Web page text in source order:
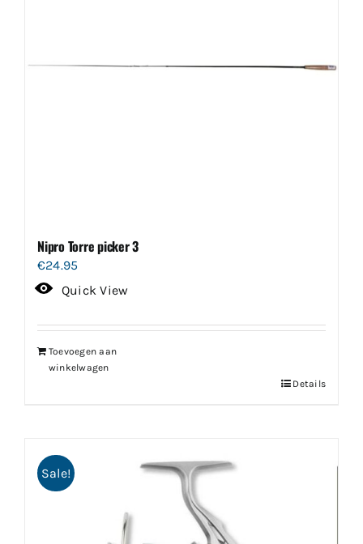
Nipro Torre picker 3
€24.95
Quick View
Toevoegen aan
winkelwagen
Details
Sale!